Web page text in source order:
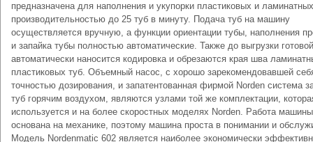
предназначена для наполнения и укупорки пластиковых и
производительностью до 25 туб в минуту. Подача туб на машину
осуществляется вручную, а функции ориентации тубы, наполнения
и запайка тубы полностью автоматические. Также до выгрузки
автоматически наносится кодировка и обрезаются края шва
пластиковых туб. Объемный насос, с хорошо зарекомендовавшей
точностью дозирования, и запатентованная фирмой Norden система
туб горячим воздухом, являются узлами той же комплектации,
используется и на более скоростных моделях Norden. Работа машины
основана на механике, поэтому машина проста в понимании и
Модель Nordenmatic 602 является наиболее экономически